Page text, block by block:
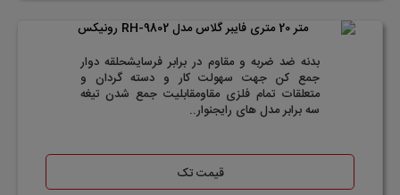
بدنه ضد ضربه و مقاوم در برابر فرسایشحلقه دوار
جمع کن جهت سهولت کار و دسته گردان و
متعلقات تمام فلزی مقاومقابلیت جمع شدن تیغه
سه برابر مدل های رایجنوار..
قیمت تک